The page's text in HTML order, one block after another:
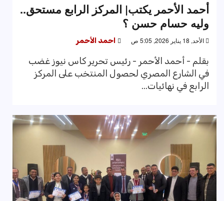
أحمد الأحمر يكتب| المركز الرابع مستحق..
وليه حسام حسن ؟
الأحد, 18 يناير 2026, 5:05 ص احمد الأحمر
بقلم - أحمد الأحمر - رئيس تحرير كاس نيوز غضب
في الشارع المصري لحصول المنتخب على المركز
الرابع في نهائيات...